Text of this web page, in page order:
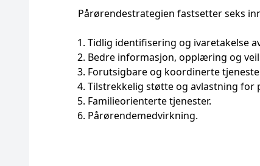
Pårørendestrategien fastsetter seks
Tidlig identifisering og ivaretakelse
Bedre informasjon, opplæring og
Forutsigbare og koordinerte
Tilstrekkelig støtte og avlastning for
Familieorienterte tjenester.
Pårørendemedvirkning.